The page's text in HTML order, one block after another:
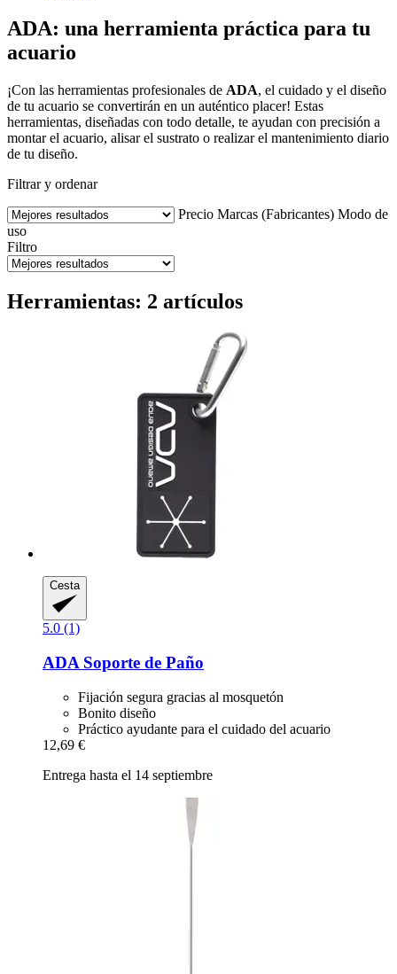
ADA: una herramienta práctica para tu
acuario
¡Con las herramientas profesionales de ADA, el cuidado y el diseño
de tu acuario se convertirán en un auténtico placer! Estas
herramientas, diseñadas con todo detalle, te ayudan con precisión a
montar el acuario, alisar el sustrato o realizar el mantenimiento diario
de tu diseño.
Filtrar y ordenar
Precio Marcas (Fabricantes) Modo de
uso
Filtro
Herramientas: 2 artículos
Cesta
5.0 (1)
ADA Soporte de Paño
Fijación segura gracias al mosquetón
Bonito diseño
Práctico ayudante para el cuidado del acuario
12,69 €
Entrega hasta el 14 septiembre